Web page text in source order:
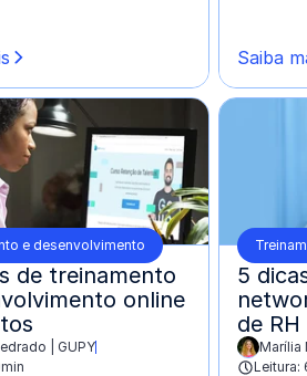
Saiba
e desenvolvimento
de treinamento
online
| GUPY
5
de
escrito
Marília
Leitura: